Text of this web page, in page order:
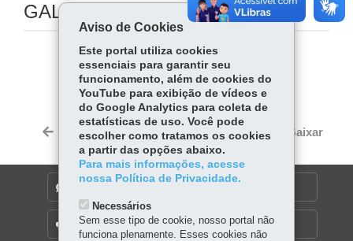
GALERIA DE IMAGENS
COMPARTILHE:
Fa
ce
bo
ok
Tw
itt
er
W
ha
ts
p
Voltar Início Imprimir Baixar
OUVIDORIA
Aviso de Cookies
Este portal utiliza cookies
essenciais para garantir seu
funcionamento, além de cookies do
YouTube para exibição de vídeos e
do Google Analytics para coleta de
estatísticas de uso. Você pode
escolher como tratamos os cookies
a partir das opções abaixo.
Para mais informações, acesse
nossa Política de Privacidade.
Necessários
Sem esse tipo de cookie, nosso portal não
funciona plenamente. Esses cookies não